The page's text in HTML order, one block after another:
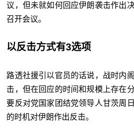
议，但未就如何回应伊朗袭击作出
召开会议。
以反击方式有3选项
路透社援引以官员的话说，战时内
击，但在回应的时间和规模上存在
要反对党国家团结党领导人甘茨周
的时机对伊朗作出反击。